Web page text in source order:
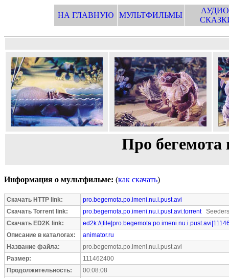
НА ГЛАВНУЮ МУЛЬТФИЛЬМЫ
Про бегемота
Информация о мультфильме: (как скачать)
Скачать HTTP link:
pro.begemota.po.imeni.nu.i.pust.avi
Скачать Torrent link:
pro.begemota.po.imeni.nu.i.pust.avi.torrent
Скачать ED2K link:
ed2k://
Описание в каталогах:
animator.ru
Название файла:
pro.begemota.po.imeni.nu.i.pust.avi
Размер:
111462400
Продолжительность:
00:08:08